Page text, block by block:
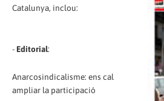
Catalunya, inclou:
- Editorial:
Anarcosindicalisme: ens cal
ampliar la participació